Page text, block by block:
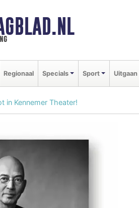
Regionaal Specials Sport Uitgaan
in Kennemer Theater!